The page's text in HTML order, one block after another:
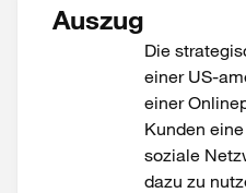
Auszug
Die
einer US-
einer
Kunden
soziale
dazu zu